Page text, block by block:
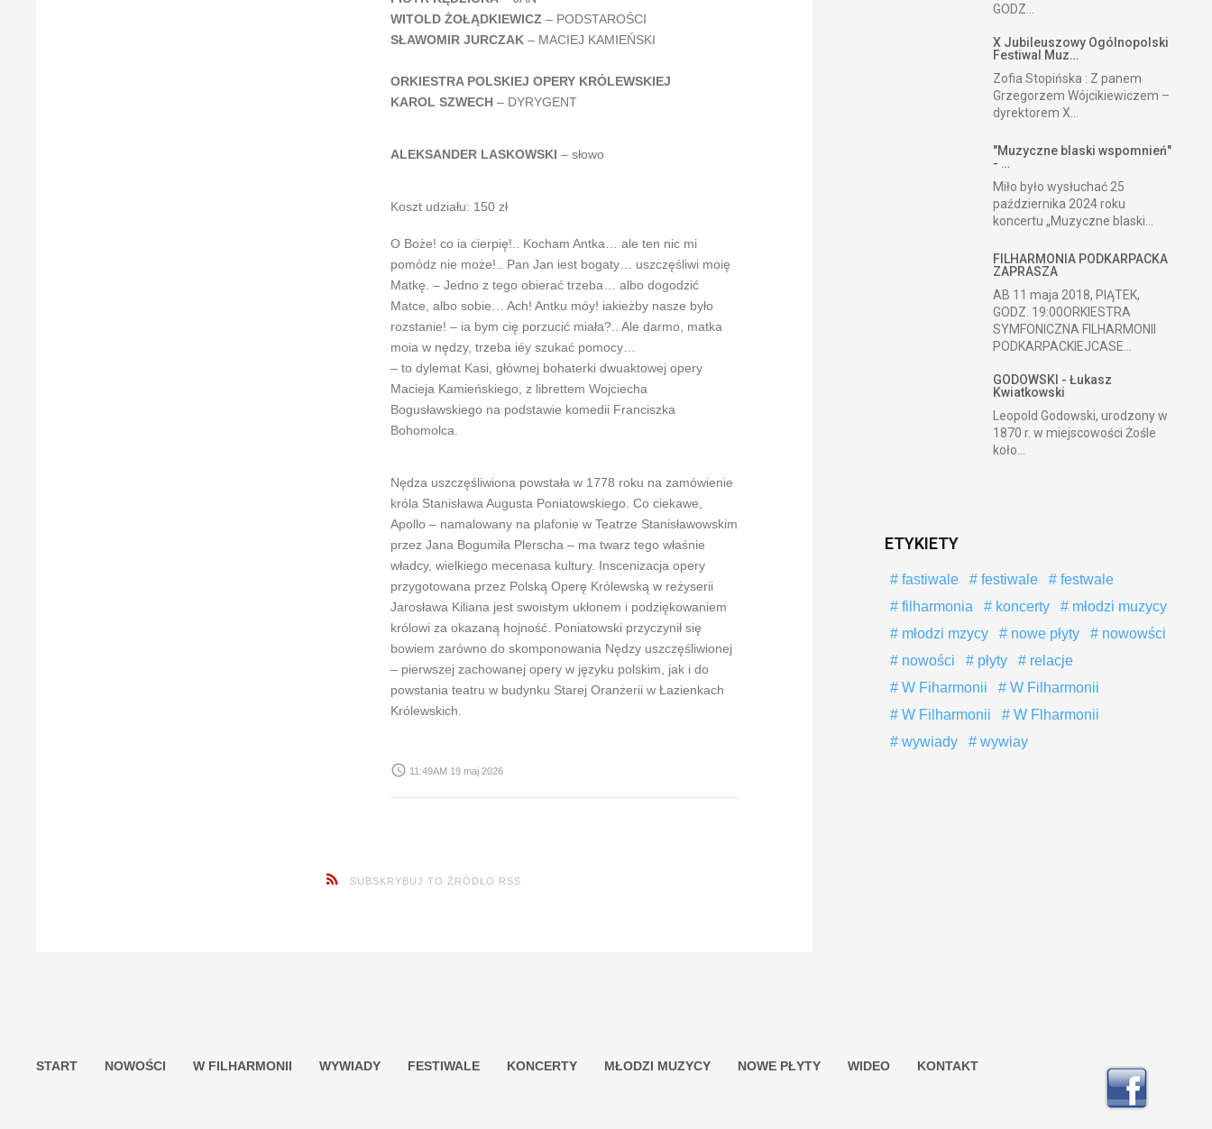
WITOLD ŻOŁĄDKIEWICZ – PODSTAROŚCI
SŁAWOMIR JURCZAK – MACIEJ KAMIEŃSKI
ORKIESTRA POLSKIEJ OPERY KRÓLEWSKIEJ
KAROL SZWECH – DYRYGENT
ALEKSANDER LASKOWSKI – słowo
Koszt udziału: 150 zł
O Boże! co ia cierpię!.. Kocham Antka… ale ten nic mi
pomódz nie może!.. Pan Jan iest bogaty… uszczęśliwi moię
Matkę. – Jedno z tego obierać trzeba… albo dogodzić
Matce, albo sobie… Ach! Antku móy! iakieżby nasze było
rozstanie! – ia bym cię porzucić miała?.. Ale darmo, matka
moia w nędzy, trzeba iéy szukać pomocy…
– to dylemat Kasi, głównej bohaterki dwuaktowej opery
Macieja Kamieńskiego, z librettem Wojciecha
Bogusławskiego na podstawie komedii Franciszka
Bohomolca.
Nędza uszczęśliwiona powstała w 1778 roku na zamówienie
króla Stanisława Augusta Poniatowskiego. Co ciekawe,
Apollo – namalowany na plafonie w Teatrze Stanisławowskim
przez Jana Bogumiła Plerscha – ma twarz tego właśnie
władcy, wielkiego mecenasa kultury. Inscenizacja opery
przygotowana przez Polską Operę Królewską w reżyserii
Jarosława Kiliana jest swoistym ukłonem i podziękowaniem
królowi za okazaną hojność. Poniatowski przyczynił się
bowiem zarówno do skomponowania Nędzy uszczęśliwionej
– pierwszej zachowanej opery w języku polskim, jak i do
powstania teatru w budynku Starej Oranżerii w Łazienkach
Królewskich.
access_time 11:49AM 19 maj 2026
SUBSKRYBUJ TO ŹRÓDŁO RSS
GODZ...
X Jubileuszowy Ogólnopolski
Festiwal Muz…
Zofia Stopińska : Z panem
Grzegorzem Wójcikiewiczem –
dyrektorem X...
"Muzyczne blaski wspomnień"
- …
Miło było wysłuchać 25
października 2024 roku
koncertu „Muzyczne blaski...
FILHARMONIA PODKARPACKA
ZAPRASZA
AB 11 maja 2018, PIĄTEK,
GODZ. 19:00ORKIESTRA
SYMFONICZNA FILHARMONII
PODKARPACKIEJCASE...
GODOWSKI - Łukasz
Kwiatkowski
Leopold Godowski, urodzony w
1870 r. w miejscowości Żośle
koło...
ETYKIETY
fastiwale festiwale
festwale
filharmonia
koncerty
młodzi muzycy
młodzi mzycy
nowe płyty
nowowści
nowości
płyty
relacje
W Fiharmonii
W Filharmonii
W Filharmonii
W Flharmonii
wywiady
wywiay
START NOWOŚCI W FILHARMONII WYWIADY FESTIWALE KONCERTY MŁODZI MUZYCY NOWE PŁYTY WIDEO KONTAKT